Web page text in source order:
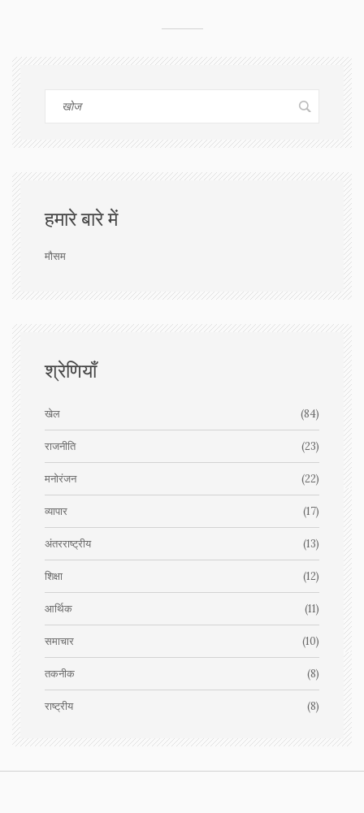
हमारे बारे में
मौसम
श्रेणियाँ
खेल (84)
राजनीति (23)
मनोरंजन (22)
व्यापार (17)
अंतरराष्ट्रीय (13)
शिक्षा (12)
आर्थिक (11)
समाचार (10)
तकनीक (8)
राष्ट्रीय (8)